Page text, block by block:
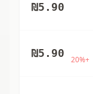
₪5.90
+
20%
₪5.90